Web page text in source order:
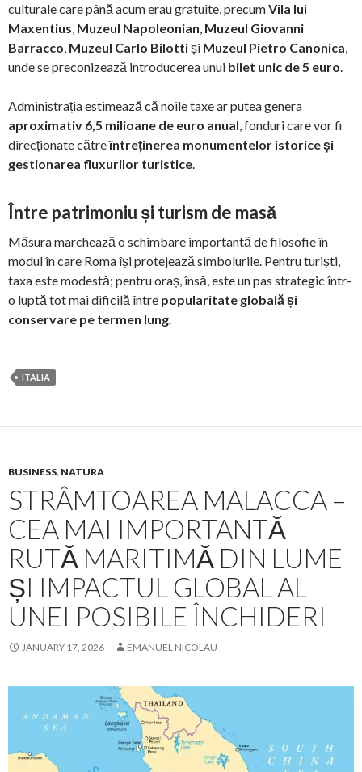
culturale care până acum erau gratuite, precumVila lui
Maxentius, Muzeul Napoleonian, Muzeul Giovanni
Barracco, Muzeul Carlo Bilottiși Muzeul Pietro Canonica,
unde se preconizează introducerea unui bilet unic de 5 euro.
Administrația estimează că noile taxe ar putea genera
aproximativ 6,5 milioane de euro anual, fonduri care vor fi
direcționate cătreîntreținerea monumentelor istorice și
gestionarea fluxurilor turistice.
Între patrimoniu și turism de masă
Măsura marchează o schimbare importantă de filosofie în
modul în care Roma își protejează simbolurile. Pentru turiști,
taxa este modestă; pentru oraș, însă, este un pas strategic într-
o luptă tot mai dificilă între popularitate globală și
conservare pe termen lung.
ITALIA
BUSINESS, NATURA
STRÂMTOAREA MALACCA –
CEA MAI IMPORTANTĂ
RUTĂ MARITIMĂ DIN LUME
ȘI IMPACTUL GLOBAL AL
UNEI POSIBILE ÎNCHIDERI
JANUARY 17, 2026 EMANUEL NICOLAU